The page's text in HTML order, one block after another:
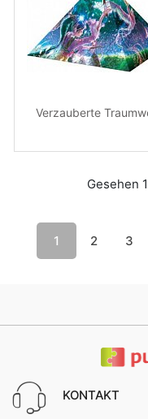
Verzauberte
Gesehen
1 2 3
KONTAKT